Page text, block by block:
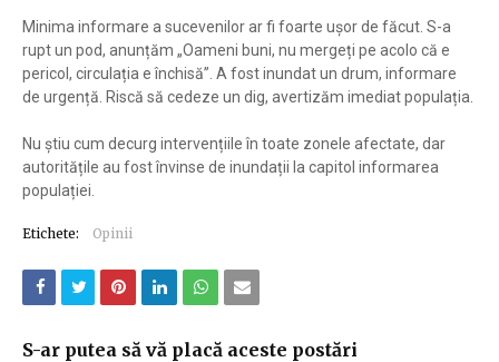
Minima informare a sucevenilor ar fi foarte ușor de făcut. S-a
rupt un pod, anunțăm „Oameni buni, nu mergeți pe acolo că e
pericol, circulația e închisă”. A fost inundat un drum, informare
de urgență. Riscă să cedeze un dig, avertizăm imediat populația.
Nu știu cum decurg intervențiile în toate zonele afectate, dar
autoritățile au fost învinse de inundații la capitol informarea
populației.
Etichete: Opinii
S-ar putea să vă placă aceste postări